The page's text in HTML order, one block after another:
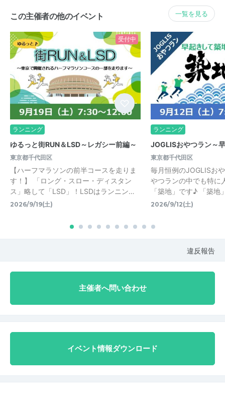
この主催者の他のイベント 一覧を見る
受付中
ランニング
ゆるっと街RUN＆LSD～レガシー前編～
東京都千代田区
【ハーフマラソンの前半コースを走りま
す！】 「ロング・スロー・ディスタン
ス」略して「LSD」！LSDはランニン…
2026/9/19(土)
ランニング
JOGLISおやつラン～
東京都千代田区
毎月恒例のJOGLISお
やつランの中でも特に
「築地」です♪ 「築
2026/9/12(土)
違反報告
主催者へ問い合わせ
イベント情報ダウンロード